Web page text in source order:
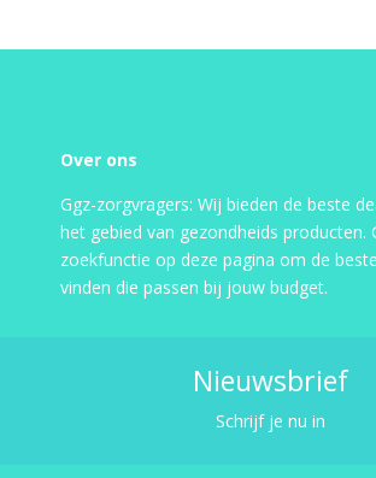
Over ons
Ggz-zorgvragers: Wij bieden de beste
het gebied van gezondheids producten.
zoekfunctie op deze pagina om de
vinden die passen bij jouw budget.
Nieuwsbrief
Schrijf je nu in